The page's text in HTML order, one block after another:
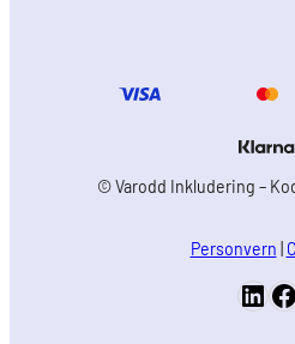
P
© Varodd Inkludering –
Personvern
LinkedIn Facebook